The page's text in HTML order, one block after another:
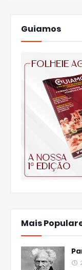
Guiamos
Mais